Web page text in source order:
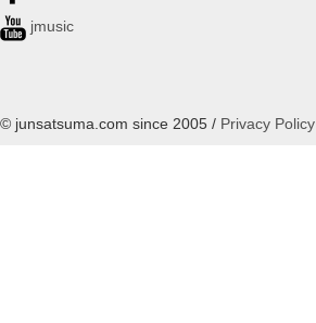
jmusic
© junsatsuma.com since 2005 / Privacy Policy